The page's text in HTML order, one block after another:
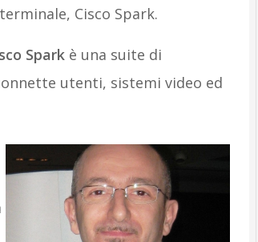
Cisco Spark.
Sparkè una suite di
utenti, sistemi video ed